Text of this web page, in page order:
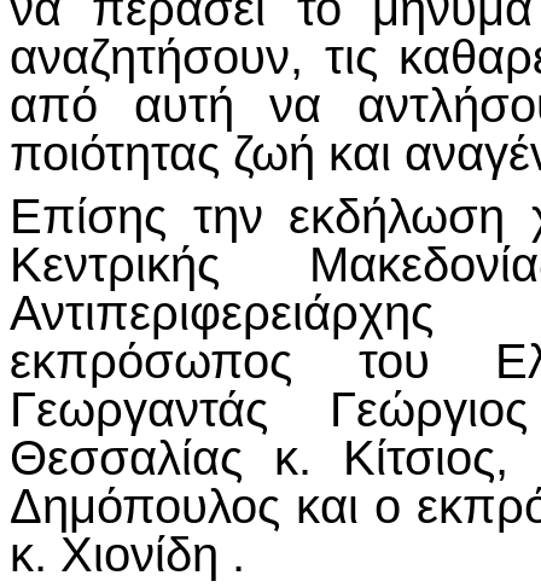
αναζητήσουν, τις
από αυτή να
ποιότητας ζωή και
Επίσης την εκδήλωση
Κεντρικής
εκπρόσωπος του
Γεωργαντάς
Θεσσαλίας κ.
Δημόπουλος και ο
κ. Χιονίδη .